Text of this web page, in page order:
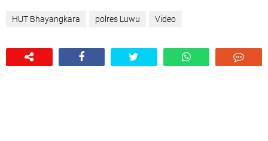
HUT Bhayangkara polres Luwu Video